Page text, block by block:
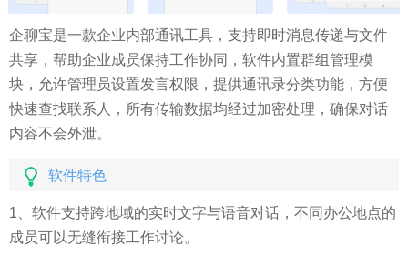
企聊宝是一款企业内部通讯工具，支持即时消息传递与文件
共享，帮助企业成员保持工作协同，软件内置群组管理模
块，允许管理员设置发言权限，提供通讯录分类功能，方便
快速查找联系人，所有传输数据均经过加密处理，确保对话
内容不会外泄。
软件特色
1、软件支持跨地域的实时文字与语音对话，不同办公地点的
成员可以无缝衔接工作讨论。